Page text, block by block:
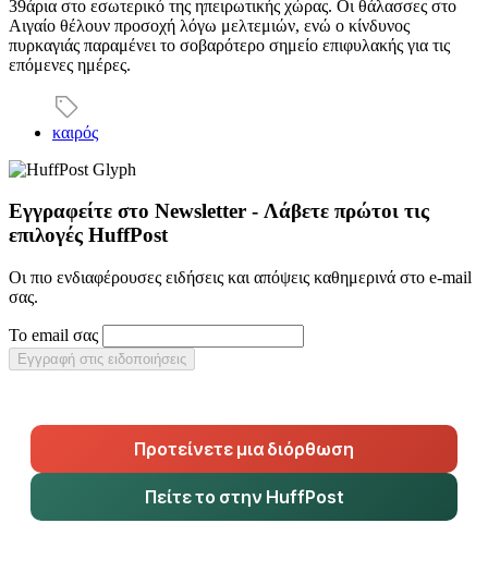
39άρια στο εσωτερικό της ηπειρωτικής χώρας. Οι θάλασσες στο
Αιγαίο θέλουν προσοχή λόγω μελτεμιών, ενώ ο κίνδυνος
πυρκαγιάς παραμένει το σοβαρότερο σημείο επιφυλακής για τις
επόμενες ημέρες.
καιρός
Εγγραφείτε στο Newsletter - Λάβετε πρώτοι τις
επιλογές HuffPost
Οι πιο ενδιαφέρουσες ειδήσεις και απόψεις καθημερινά στο e-mail
σας.
Το email σας
Εγγραφή στις ειδοποιήσεις
Προτείνετε μια διόρθωση
Πείτε το στην HuffPost